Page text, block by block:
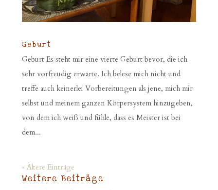
Geburt
Geburt Es steht mir eine vierte Geburt bevor, die ich
sehr vorfreudig erwarte. Ich belese mich nicht und
treffe auch keinerlei Vorbereitungen als jene, mich mir
selbst und meinem ganzen Körpersystem hinzugeben,
von dem ich weiß und fühle, dass es Meister ist bei
dem...
« Ältere Einträge
Weitere Beiträge